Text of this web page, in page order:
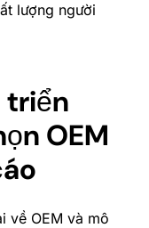
lượng người
triển
OEM
về OEM và mô